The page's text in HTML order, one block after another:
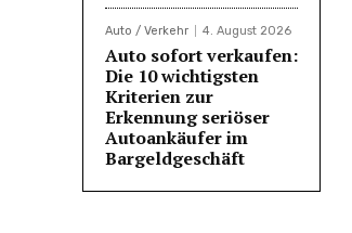
Auto / Verkehr 4. August 2026
Auto sofort verkaufen:
Die 10 wichtigsten
Kriterien zur
Erkennung seriöser
Autoankäufer im
Bargeldgeschäft